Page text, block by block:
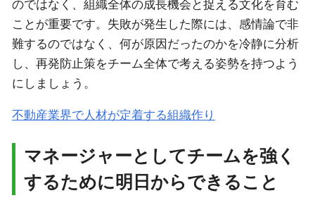
のではなく、組織全体の成長機会と捉える文化を育む
ことが重要です。失敗が発生した際には、感情論で非
難するのではなく、何が原因だったのかを冷静に分析
し、再発防止策をチーム全体で考える姿勢を持つよう
にしましょう。
不動産業界で人材が定着する組織作り
マネージャーとしてチームを強く
するために明日からできること